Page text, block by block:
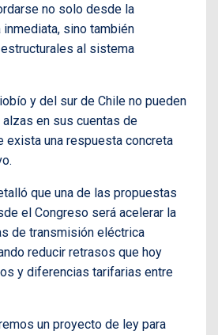
no solo desde la
sino también
al sistema
y del sur de Chile no pueden
en sus cuentas de
exista una respuesta concreta
que una de las propuestas
el Congreso será acelerar la
de transmisión eléctrica
reducir retrasos que hoy
y diferencias tarifarias entre
un proyecto de ley para